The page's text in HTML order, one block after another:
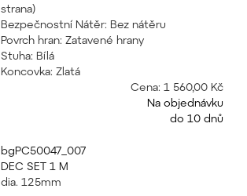
strana)
Bezpečnostní Nátěr: Bez nátěru
Povrch hran: Zatavené hrany
Stuha: Bílá
Koncovka: Zlatá
Cena: 1 560,00 Kč
Na objednávku
do 10 dnů
bgPC50047_007
DEC SET 1 M
dia. 125mm